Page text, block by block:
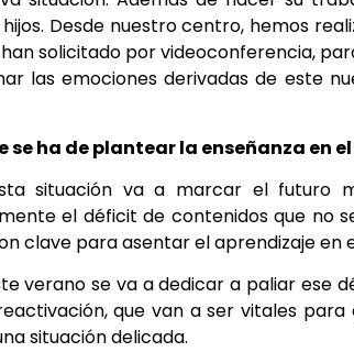
Desde nuestro centro, hemos
solicitado por videoconferencia,
las emociones derivadas de este
se ha de plantear la enseñanza en
situación va a marcar el futuro
el déficit de contenidos que no
clave para asentar el aprendizaje en
verano se va a dedicar a paliar ese
que van a ser vitales para
situación delicada.